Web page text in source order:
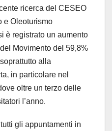
ricerca del CESEO
e Oleoturismo
è registrato un aumento
Movimento del 59,8%
alla
in particolare nel
oltre un terzo delle
l’anno.
gli appuntamenti in